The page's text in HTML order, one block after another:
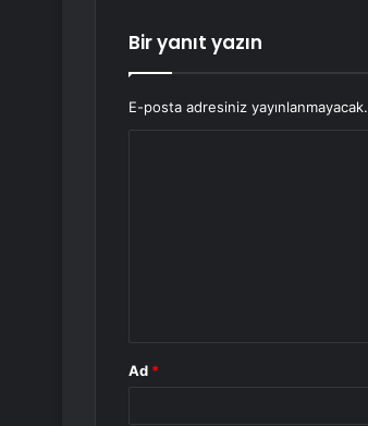
Bir yanıt yazın
E-posta adresiniz yayınlanmayacak.
Ad *